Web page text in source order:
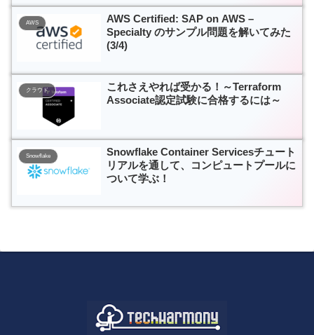
AWS
AWS Certified: SAP on AWS –
Specialty のサンプル問題を解いてみた
(3/4)
クラウド
これさえやれば受かる！～Terraform
Associate認定試験に合格するには～
Snowflake
Snowflake Container Servicesチュート
リアルを通して、コンピュートプールに
ついて学ぶ！